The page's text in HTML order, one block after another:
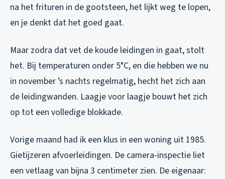
na het frituren in de gootsteen, het lijkt weg te lopen,
en je denkt dat het goed gaat.
Maar zodra dat vet de koude leidingen in gaat, stolt
het. Bij temperaturen onder 5°C, en die hebben we nu
in november ’s nachts regelmatig, hecht het zich aan
de leidingwanden. Laagje voor laagje bouwt het zich
op tot een volledige blokkade.
Vorige maand had ik een klus in een woning uit 1985.
Gietijzeren afvoerleidingen. De camera-inspectie liet
een vetlaag van bijna 3 centimeter zien. De eigenaar: